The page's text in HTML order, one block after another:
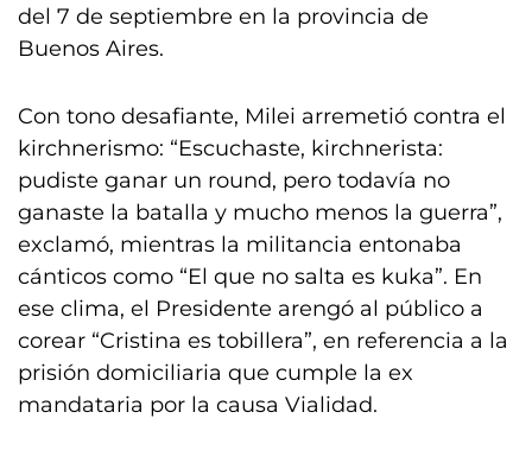
del 7 de septiembre en la provincia de
Buenos Aires.
Con tono desafiante, Milei arremetió contra el
kirchnerismo: “Escuchaste, kirchnerista:
pudiste ganar un round, pero todavía no
ganaste la batalla y mucho menos la guerra”,
exclamó, mientras la militancia entonaba
cánticos como “El que no salta es kuka”. En
ese clima, el Presidente arengó al público a
corear “Cristina es tobillera”, en referencia a la
prisión domiciliaria que cumple la ex
mandataria por la causa Vialidad.